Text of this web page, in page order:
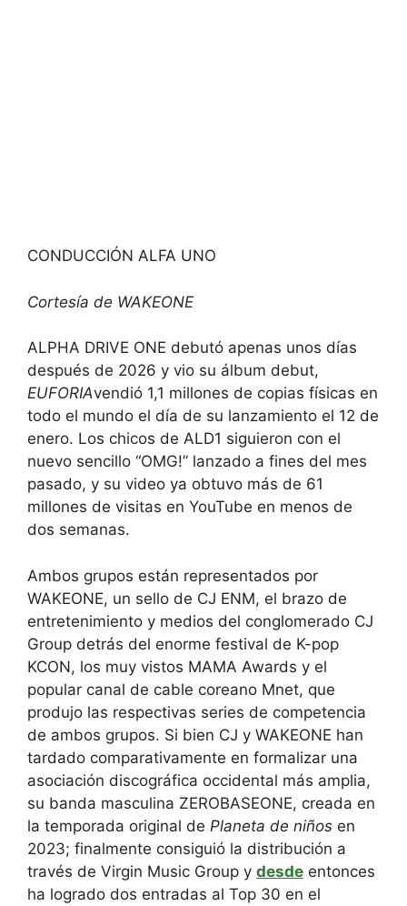
CONDUCCIÓN ALFA UNO
Cortesía de WAKEONE
ALPHA DRIVE ONE debutó apenas unos días
después de 2026 y vio su álbum debut,
EUFORIAvendió 1,1 millones de copias físicas en
todo el mundo el día de su lanzamiento el 12 de
enero. Los chicos de ALD1 siguieron con el
nuevo sencillo “OMG!” lanzado a fines del mes
pasado, y su video ya obtuvo más de 61
millones de visitas en YouTube en menos de
dos semanas.
Ambos grupos están representados por
WAKEONE, un sello de CJ ENM, el brazo de
entretenimiento y medios del conglomerado CJ
Group detrás del enorme festival de K-pop
KCON, los muy vistos MAMA Awards y el
popular canal de cable coreano Mnet, que
produjo las respectivas series de competencia
de ambos grupos. Si bien CJ y WAKEONE han
tardado comparativamente en formalizar una
asociación discográfica occidental más amplia,
su banda masculina ZEROBASEONE, creada en
la temporada original de Planeta de niños en
2023; finalmente consiguió la distribución a
través de Virgin Music Group y desde entonces
ha logrado dos entradas al Top 30 en el